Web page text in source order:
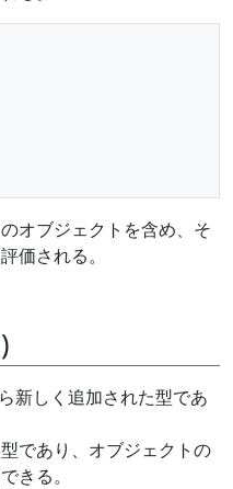
オブジェクトを含め、そ
価される。
新しく追加された型であ
であり、オブジェクトの
きる。